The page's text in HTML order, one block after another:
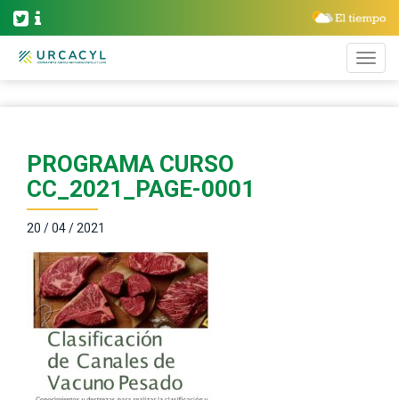
PROGRAMA CURSO
CC_2021_PAGE-0001
20 / 04 / 2021